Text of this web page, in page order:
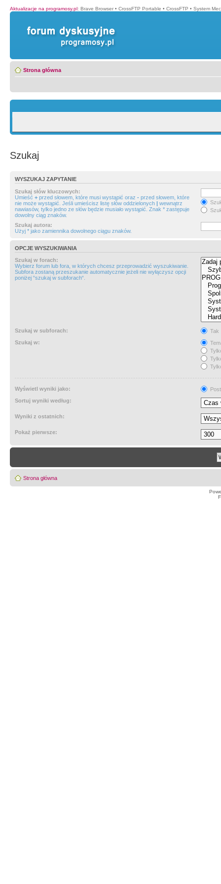
Aktualizacje na programosy.pl: Brave Browser • CrossFTP Portable • CrossFTP • System
Strona główna
Szukaj
WYSZUKAJ ZAPYTANIE
Szukaj słów kluczowych:
Umieść + przed słowem, które musi wystąpić oraz - przed słowem, które
nie może wystąpić. Jeśli umieścisz listę słów oddzielonych | wewnątrz
nawiasów, tylko jedno ze słów będzie musiało wystąpić. Znak * zastępuje
dowolny ciąg znaków.
Szukaj autora:
Użyj * jako zamiennika dowolnego ciągu znaków.
OPCJE WYSZUKIWANIA
Szukaj w forach:
Wybierz forum lub fora, w których chcesz przeprowadzić wyszukiwanie.
Subfora zostaną przeszukanie automatycznie jeżeli nie wyłączysz opcji
poniżej “szukaj w subforach“.
Szukaj w subforach:
Tak
Szukaj w:
Wyświetl wyniki jako:
Sortuj wyniki według:
Wyniki z ostatnich:
Pokaż pierwsze:
Strona główna